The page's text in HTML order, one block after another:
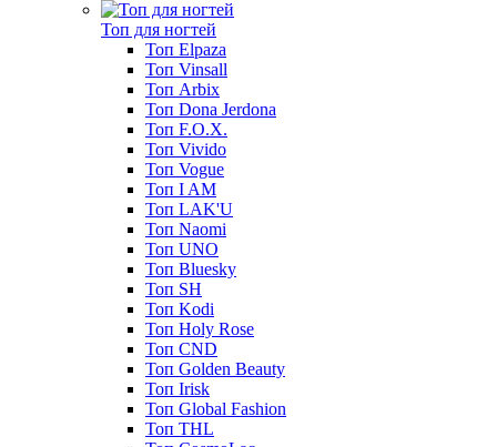
Топ для ногтей
Топ Elpaza
Топ Vinsall
Топ Arbix
Топ Dona Jerdona
Топ F.O.X.
Топ Vivido
Топ Vogue
Топ I AM
Топ LAK'U
Топ Naomi
Топ UNO
Топ Bluesky
Топ SH
Топ Kodi
Топ Holy Rose
Топ CND
Топ Golden Beauty
Топ Irisk
Топ Global Fashion
Топ THL